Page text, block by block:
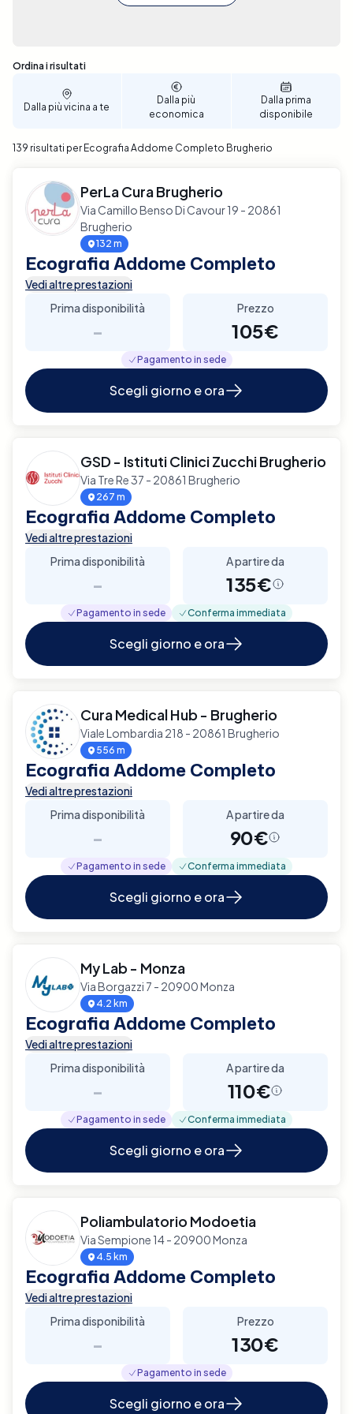
Sono stati trovati 139 risultati
Ordina i risultati
Dalla più vicina a te
Dalla più
economica
Dalla prima
disponibile
139 risultati per Ecografia Addome Completo Brugherio
PerLa Cura Brugherio
Via Camillo Benso Di Cavour 19 - 20861
Brugherio
132 m
Ecografia Addome Completo
Vedi altre prestazioni
Prima disponibilità
-
Prezzo
105€
Pagamento in sede
Scegli giorno e ora
GSD - Istituti Clinici Zucchi Brugherio
Via Tre Re 37 - 20861 Brugherio
267 m
Ecografia Addome Completo
Vedi altre prestazioni
Prima disponibilità
-
A partire da
135€
Pagamento in sede Conferma immediata
Scegli giorno e ora
Cura Medical Hub - Brugherio
Viale Lombardia 218 - 20861 Brugherio
556 m
Ecografia Addome Completo
Vedi altre prestazioni
Prima disponibilità
-
A partire da
90€
Pagamento in sede Conferma immediata
Scegli giorno e ora
My Lab - Monza
Via Borgazzi 7 - 20900 Monza
4.2 km
Ecografia Addome Completo
Vedi altre prestazioni
Prima disponibilità
-
A partire da
110€
Pagamento in sede Conferma immediata
Scegli giorno e ora
Poliambulatorio Modoetia
Via Sempione 14 - 20900 Monza
4.5 km
Ecografia Addome Completo
Vedi altre prestazioni
Prima disponibilità
-
Prezzo
130€
Pagamento in sede
Scegli giorno e ora